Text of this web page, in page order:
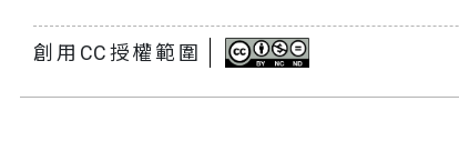
創用CC授權範圍